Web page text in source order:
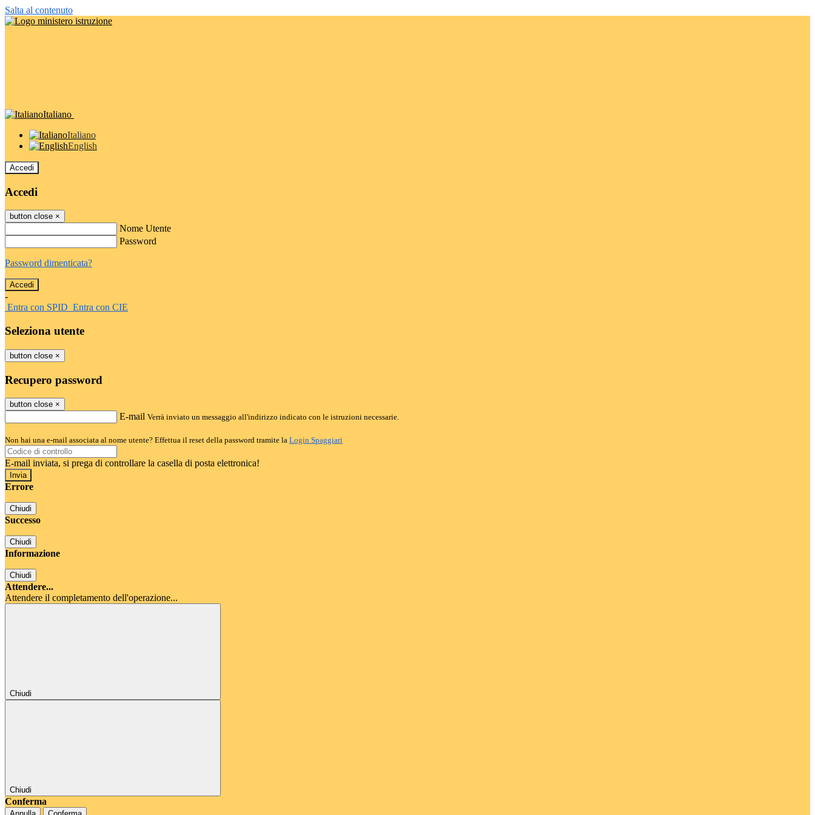
Salta al contenuto
Italiano
Italiano
English
Accedi
Accedi
button close ×
Nome Utente
Password
Password dimenticata?
-
Entra con SPID Entra con CIE
Seleziona utente
button close ×
Recupero password
button close ×
E-mail Verrà inviato un messaggio all'indirizzo indicato con le istruzioni necessarie.
Non hai una e-mail associata al nome utente? Effettua il reset della password tramite la Login Spaggiari
E-mail inviata, si prega di controllare la casella di posta elettronica!
Errore
Chiudi
Successo
Chiudi
Informazione
Chiudi
Attendere...
Attendere il completamento dell'operazione...
Chiudi
Chiudi
Conferma